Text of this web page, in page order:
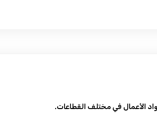
الأعمال في مختلف القطاعات.